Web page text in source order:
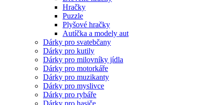
Hračky
Puzzle
Plyšové hračky
Autíčka a modely aut
Dárky pro svatebčany
Dárky pro kutily
Dárky pro milovníky jídla
Dárky pro motorkáře
Dárky pro muzikanty
Dárky pro myslivce
Dárky pro rybáře
Dárky pro hasiče